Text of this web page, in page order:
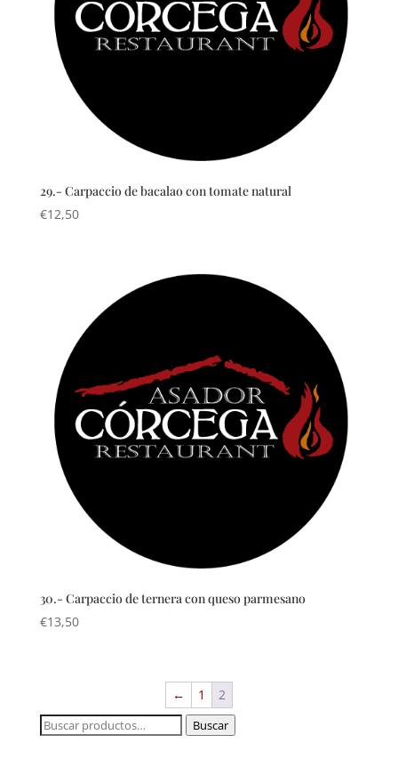
29.- Carpaccio de bacalao con tomate natural
€12,50
30.- Carpaccio de ternera con queso parmesano
€13,50
← 1
2
Buscar
Buscar